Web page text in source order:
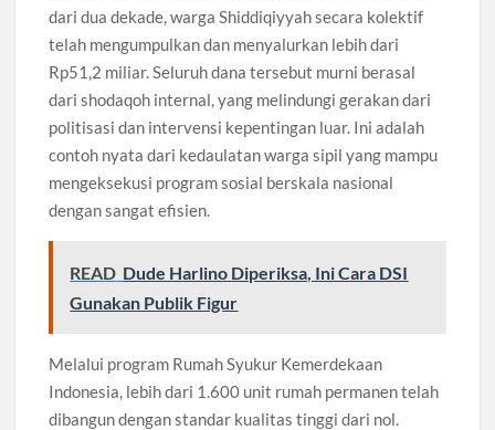
dari dua dekade, warga Shiddiqiyyah secara kolektif
telah mengumpulkan dan menyalurkan lebih dari
Rp51,2 miliar. Seluruh dana tersebut murni berasal
dari shodaqoh internal, yang melindungi gerakan dari
politisasi dan intervensi kepentingan luar. Ini adalah
contoh nyata dari kedaulatan warga sipil yang mampu
mengeksekusi program sosial berskala nasional
dengan sangat efisien.
READ Dude Harlino Diperiksa, Ini Cara DSI
Gunakan Publik Figur
Melalui program Rumah Syukur Kemerdekaan
Indonesia, lebih dari 1.600 unit rumah permanen telah
dibangun dengan standar kualitas tinggi dari nol.